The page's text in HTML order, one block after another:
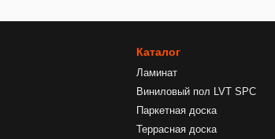
Каталог
Ламинат
Виниловый пол LVT SPC
Паркетная доска
Террасная доска